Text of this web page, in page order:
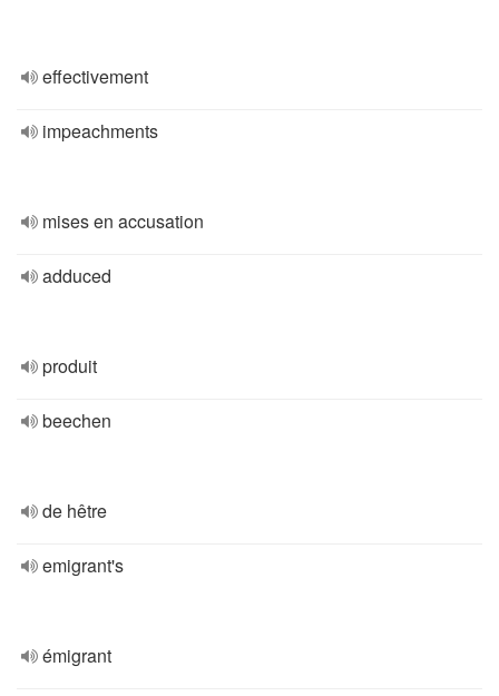
effectivement
impeachments
mises en accusation
adduced
produit
beechen
de hêtre
emigrant's
émigrant